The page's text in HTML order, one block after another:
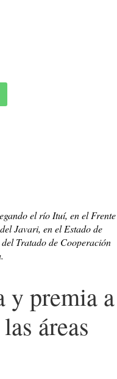
el río Ituí, en el Frente
Javari, en el Estado de
Tratado de Cooperación
y premia a
áreas